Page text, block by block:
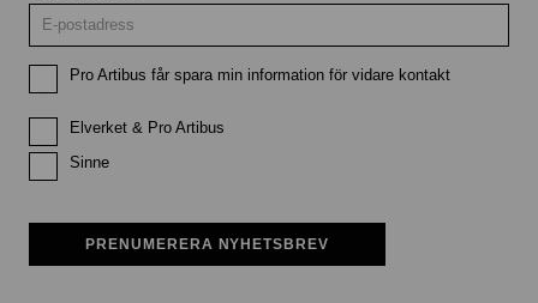
Pro Artibus får spara min information för vidare kontakt
Elverket & Pro Artibus
Sinne
PRENUMERERA NYHETSBREV